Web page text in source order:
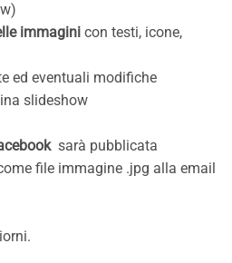
immagini con testi, icone,
ed eventuali modifiche
slideshow
sarà pubblicata
file immagine .jpg alla email